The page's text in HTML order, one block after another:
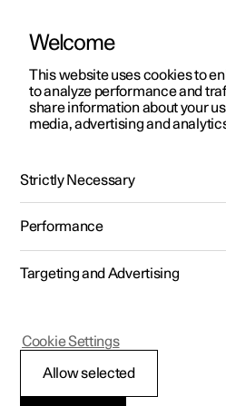
Polestar 2
Polestar 3
Polestar 4
Webshop
Meer
Ontdek de Polestar
Boek een proefrit
Beschikbare auto’s
Samenstellen
Ontdek de Polestar 3
Tijdelijk voordeel
Beschikbare auto’s
Ontdek de Polestar 4
Tijdelijk voordeel
Beschikbare auto’s
Ontdek de Polestar 5
Particuliere
Zakelijke
Stel je Polestar
Occasions
Boek een proefrit
Extra's
(Opent in een nieuw
Experiences
Fleet
Locaties
Servicelocaties
Eigendom
Opladen
Over Polestar
Duurzaamheid
HandleidingVideogalerij
Klimaat
Luchtrecirculatie
Welcome
This website uses cookies to
to analyze performance and
share information about your
media, advertising and
Strictly Necessary
Performance
Targeting and Advertising
Allow selected
Cookie Settings